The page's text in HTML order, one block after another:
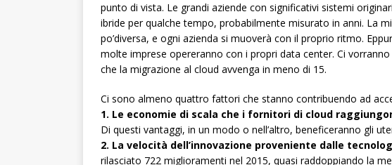
punto di vista. Le grandi aziende con significativi sistemi
ibride per qualche tempo, probabilmente misurato in anni. La
po’diversa, e ogni azienda si muoverà con il proprio ritmo.
molte imprese opereranno con i propri data center. Ci
che la migrazione al cloud avvenga in meno di 15.
Ci sono almeno quattro fattori che stanno contribuendo ad
1. Le economie di scala che i fornitori di cloud
Di questi vantaggi, in un modo o nell’altro, beneficeranno gli
2. La velocità dell’innovazione proveniente dalle
rilasciato 722 miglioramenti nel 2015, quasi raddoppiando la